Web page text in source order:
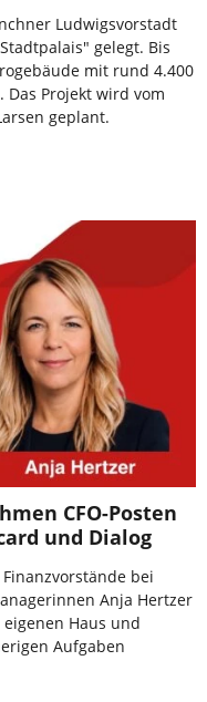
Ludwigsvorstadt
gelegt. Bis
mit rund 4.400
Projekt wird vom
geplant.
CFO-Posten
und Dialog
bei
Anja Hertzer
Haus und
Aufgaben